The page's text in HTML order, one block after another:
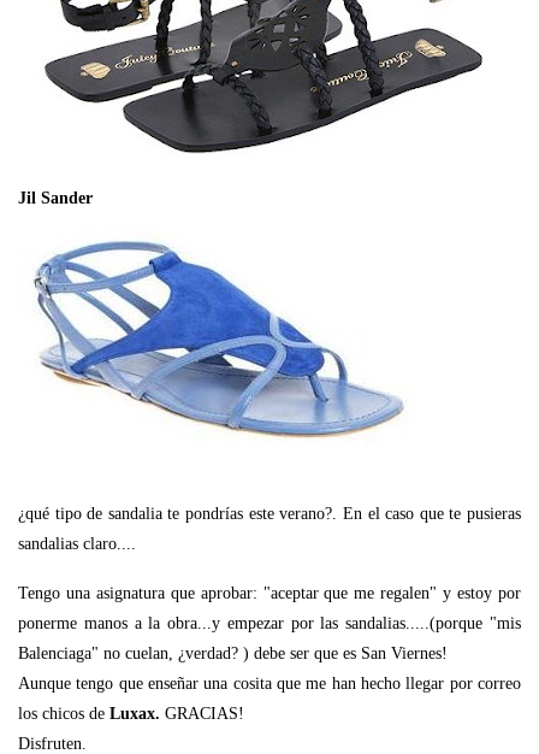
Jil Sander
¿qué tipo de sandalia te pondrías este verano?. En el caso que te pusieras
sandalias claro....
Tengo una asignatura que aprobar: "aceptar que me regalen" y estoy por
ponerme manos a la obra...y empezar por las sandalias.....(porque "mis
Balenciaga" no cuelan, ¿verdad? ) debe ser que es San Viernes!
Aunque tengo que enseñar una cosita que me han hecho llegar por correo
los chicos de Luxax. GRACIAS!
Disfruten.